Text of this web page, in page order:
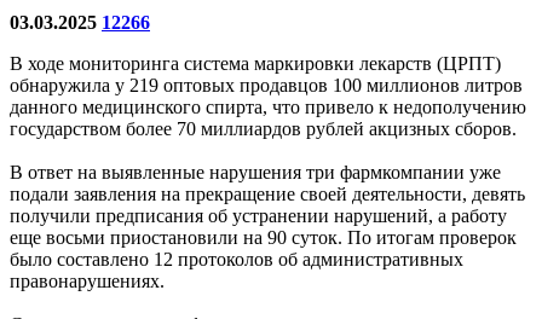
03.03.2025 12266
В ходе мониторинга система маркировки лекарств (ЦРПТ)
обнаружила у 219 оптовых продавцов 100 миллионов литров
данного медицинского спирта, что привело к недополучению
государством более 70 миллиардов рублей акцизных сборов.
В ответ на выявленные нарушения три фармкомпании уже
подали заявления на прекращение своей деятельности, девять
получили предписания об устранении нарушений, а работу
еще восьми приостановили на 90 суток. По итогам проверок
было составлено 12 протоколов об административных
правонарушениях.